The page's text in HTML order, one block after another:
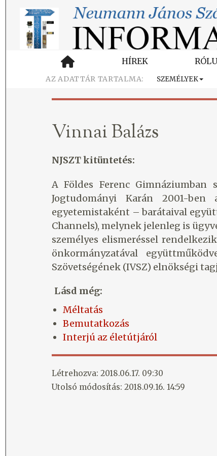
HÍREK
SZEMÉLYEK
Vinnai Balázs
NJSZT kitüntetés:
A Földes Ferenc
Jogtudományi Karán 2001-
egyetemistaként – barátaival
Channels), melynek jelenleg is
személyes elismeréssel
önkormányzatával
Szövetségének (IVSZ) elnökségi
Lásd még:
Méltatás
Bemutatkozás
Interjú az életútjáról
Létrehozva: 2018.06.17. 09:30
Utolsó módosítás: 2018.09.16. 14:59